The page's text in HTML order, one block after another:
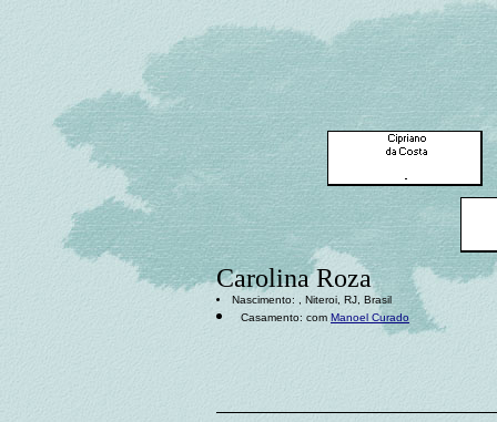
Carolina Roza
Nascimento: , Niteroi, RJ, Brasil
Casamento: com Manoel Curado